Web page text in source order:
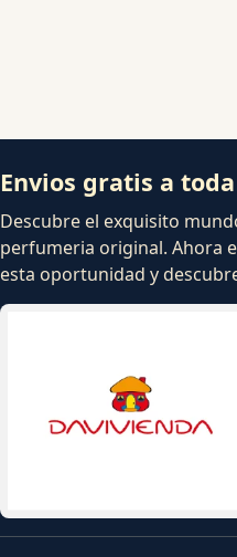
Envios gratis a
Descubre el exquisito
perfumeria original. Ahora
esta oportunidad y